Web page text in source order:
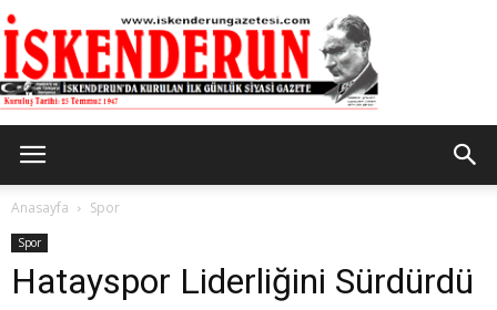
Gazetesi
Anasayfa Spor
Spor
Hatayspor Liderliğini Sürdürdü